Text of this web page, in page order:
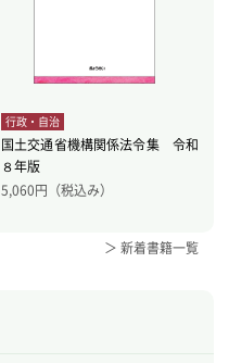
行政・自治
国土交通省機構関係法令集 令和
８年版
5,060円（税込み）
＞ 新着書籍一覧